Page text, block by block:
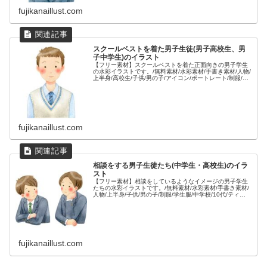
fujikanaillust.com
スクールベストを着た男子生徒(男子高校生、男
子中学生)のイラスト
【フリー素材】スクールベストを着た正面向きの男子学生
の水彩イラストです。/無料素材/水彩素材/手書き素材/人物/
上半身/高校生/子供/男の子/アイコン/ポートレート/制服/学
fujikanaillust.com
相談をする男子生徒たち(中学生・高校生)のイラ
スト
【フリー素材】相談をしているようなイメージの男子学生
たちの水彩イラストです。/無料素材/水彩素材/手書き素材/
人物/上半身/子供/男の子/制服/学生服/中学校/10代/ティー
fujikanaillust.com